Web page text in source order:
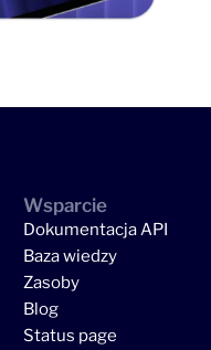
Wsparcie
Dokumentacja API
Baza wiedzy
Zasoby
Blog
Status page